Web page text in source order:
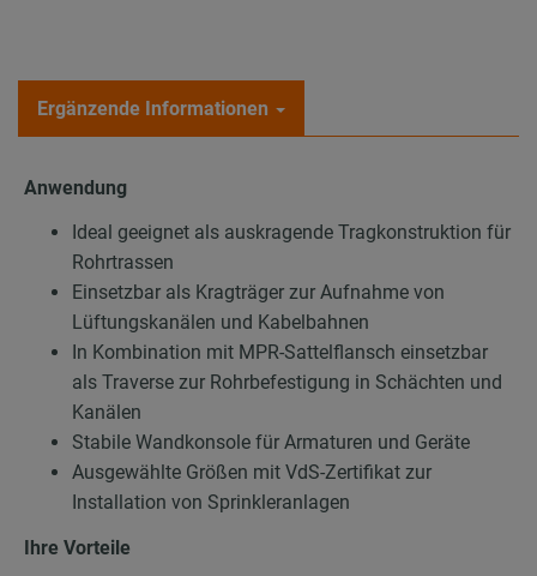
Ergänzende Informationen
Anwendung
Ideal geeignet als auskragende Tragkonstruktion für
Rohrtrassen
Einsetzbar als Kragträger zur Aufnahme von
Lüftungskanälen und Kabelbahnen
In Kombination mit MPR-Sattelflansch einsetzbar
als Traverse zur Rohrbefestigung in Schächten und
Kanälen
Stabile Wandkonsole für Armaturen und Geräte
Ausgewählte Größen mit VdS-Zertifikat zur
Installation von Sprinkleranlagen
Ihre Vorteile